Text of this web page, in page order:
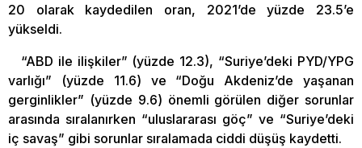
20 olarak kaydedilen oran, 2021’de yüzde 23.5’e
yükseldi.
“ABD ile ilişkiler” (yüzde 12.3), “Suriye’deki PYD/YPG
varlığı” (yüzde 11.6) ve “Doğu Akdeniz’de yaşanan
gerginlikler” (yüzde 9.6) önemli görülen diğer sorunlar
arasında sıralanırken “uluslararası göç” ve “Suriye’deki
iç savaş” gibi sorunlar sıralamada ciddi düşüş kaydetti.